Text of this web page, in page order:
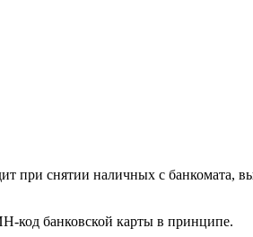
при снятии наличных с банкомата,
код банковской карты в принципе.